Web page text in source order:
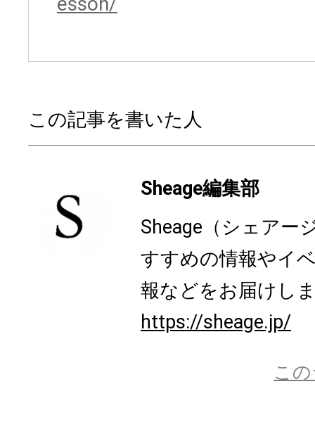
この記事を書いた人
Sheage編集部
Sheage（シェアー
すすめの情報やイ
報などをお届けし
https://sheage.jp/
こ